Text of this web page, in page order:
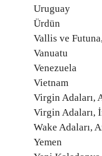
Uruguay
Ürdün
Vallis ve
Vanuatu
Venezuela
Vietnam
Virgin Adaları,
Virgin Adaları,
Wake Adaları,
Yemen